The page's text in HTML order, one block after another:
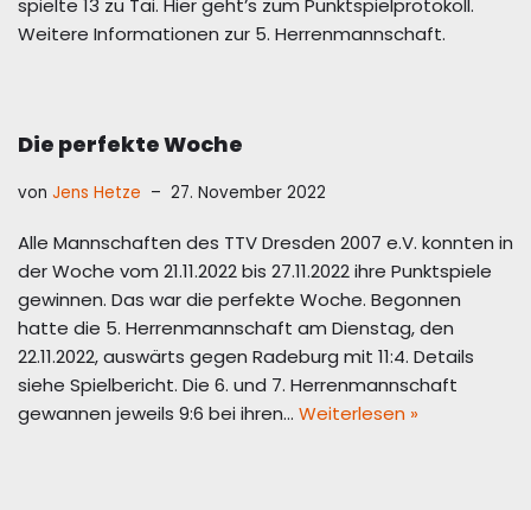
spielte 13 zu Tai. Hier geht’s zum Punktspielprotokoll.
Weitere Informationen zur 5. Herrenmannschaft.
Die perfekte Woche
von Jens Hetze 27. November 2022
Alle Mannschaften des TTV Dresden 2007 e.V. konnten in
der Woche vom 21.11.2022 bis 27.11.2022 ihre Punktspiele
gewinnen. Das war die perfekte Woche. Begonnen
hatte die 5. Herrenmannschaft am Dienstag, den
22.11.2022, auswärts gegen Radeburg mit 11:4. Details
siehe Spielbericht. Die 6. und 7. Herrenmannschaft
gewannen jeweils 9:6 bei ihren… Weiterlesen »